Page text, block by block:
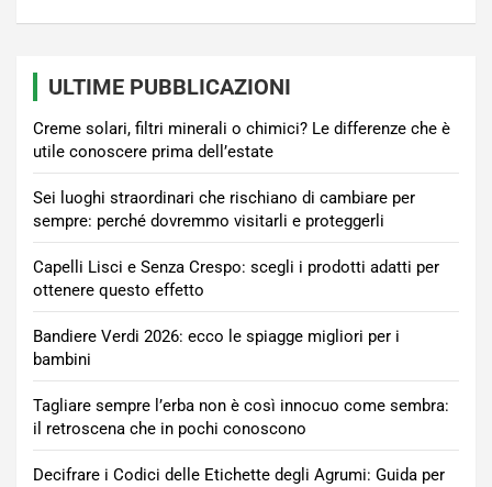
ULTIME PUBBLICAZIONI
Creme solari, filtri minerali o chimici? Le differenze che è
utile conoscere prima dell’estate
Sei luoghi straordinari che rischiano di cambiare per
sempre: perché dovremmo visitarli e proteggerli
Capelli Lisci e Senza Crespo: scegli i prodotti adatti per
ottenere questo effetto
Bandiere Verdi 2026: ecco le spiagge migliori per i
bambini
Tagliare sempre l’erba non è così innocuo come sembra:
il retroscena che in pochi conoscono
Decifrare i Codici delle Etichette degli Agrumi: Guida per